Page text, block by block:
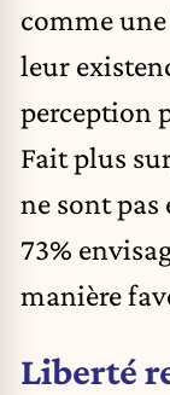
comme
leur
perception
Fait plus
ne sont pas
73%
manière
Liberté